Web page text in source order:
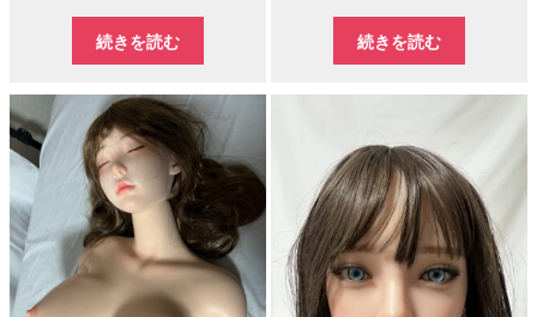
の
価
格
は
¥120,000
で
し
在
の
価
格
は
¥80,000
で
続きを読む
の
価
は
¥100,000
で
し
在
の
格
は
で
続きを読む